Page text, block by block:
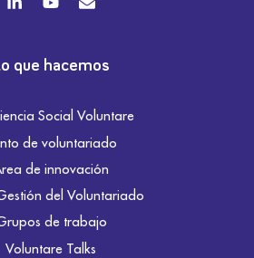
que hacemos
Social Voluntare
de voluntariado
de innovación
del Voluntariado
de trabajo
Voluntare Talks